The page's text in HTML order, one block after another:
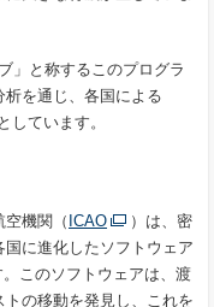
」と称するこのプログラ
を通じ、各国による
しています。
空機関（ ICAO
）は、密
に進化したソフトウェア
。このソフトウェアは、渡
の移動を発見し、これを